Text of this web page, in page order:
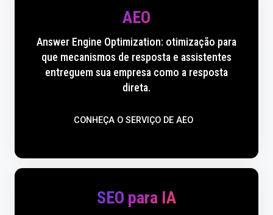
AEO
Answer Engine Optimization: otimização para
que mecanismos de resposta e assistentes
entreguem sua empresa como a resposta
direta.
CONHEÇA O SERVIÇO DE AEO
SEO para IA